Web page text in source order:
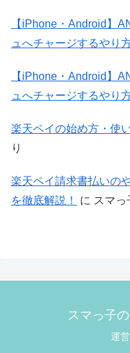
【iPhone・Android】
ュへチャージするやり
【iPhone・Android】
ュへチャージするやり
楽天ペイの始め方・使
り
楽天ペイ請求書払いの
を徹底解説！
に スマっ
スマっ子
運